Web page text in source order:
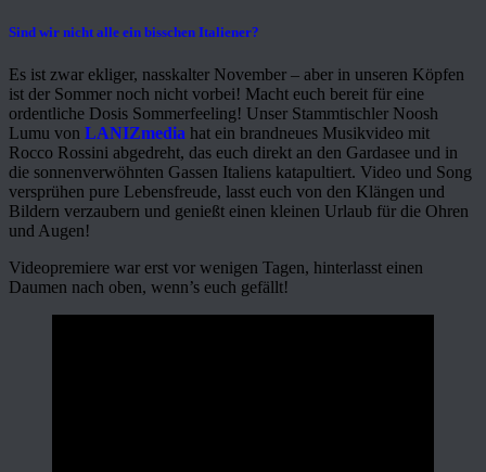
Sind wir nicht alle ein bisschen Italiener?
Es ist zwar ekliger, nasskalter November – aber in unseren Köpfen
ist der Sommer noch nicht vorbei! Macht euch bereit für eine
ordentliche Dosis Sommerfeeling! Unser Stammtischler Noosh
Lumu von LANIZmedia hat ein brandneues Musikvideo mit
Rocco Rossini abgedreht, das euch direkt an den Gardasee und in
die sonnenverwöhnten Gassen Italiens katapultiert. Video und Song
versprühen pure Lebensfreude, lasst euch von den Klängen und
Bildern verzaubern und genießt einen kleinen Urlaub für die Ohren
und Augen!
Videopremiere war erst vor wenigen Tagen, hinterlasst einen
Daumen nach oben, wenn’s euch gefällt!